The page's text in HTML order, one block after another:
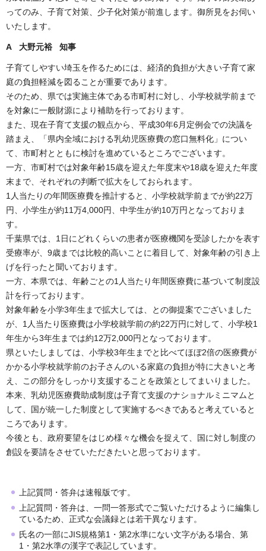
ってのみ、子育て対策、少子化対策が前進します。御所見をお伺い
いたします。
A 大野元裕 知事
子育てしやすい埼玉を作るためには、経済的負担が大きい子育て家
庭の負担軽減を図ることが重要であります。
そのため、県では実施主体である市町村に対し、小学校就学前まで
を対象に一般財源により補助を行っております。
また、現在子育て支援の観点から、平成30年6月定例会での決議を
踏まえ、「県内全域における乳幼児医療費の窓口無料化」につい
て、市町村とともに検討を進めているところでございます。
一方、市町村では対象年齢15歳を迎えた年度末や18歳を迎えた年度
末まで、それぞれの判断で拡大をしておられます。
1人当たりの年間医療費を推計すると、小学校就学前までが約22万
円、小学生が約11万4,000円、中学生が約10万円となっておりま
す。
千葉県では、1日にどれくらいの患者が医療機関を受診したかを表す
受療率が、9歳までは比較的高いことに着目して、対象年齢の引き上
げを行ったと聞いております。
一方、本県では、年齢ごとの1人当たり年間医療費に基づいて制度設
計を行っております。
対象年齢を小学3年生まで拡大しては、との御提案でございました
が、1人当たり医療費は小学校就学前の約22万円に対して、小学校1
年生から3年生までは約12万2,000円となっております。
県といたしましては、小学校3年生までと比べてほぼ2倍の医療費が
かかる小学校就学前のお子さんのいる家庭の負担が特に大きいと考
え、この部分をしっかり支援することを政策としてまいりました。
本来、乳幼児医療費助成制度は子育て支援のナショナルミニマムと
して、国が統一した制度として実施するべきであると考えていると
ころであります。
今後とも、政府要望をはじめ様々な機会を捉えて、国に対し制度の
創設を要請をさせていただきたいと思っております。
上記質問・答弁は速報版です。
上記質問・答弁は、一問一答形式でご覧いただけるように編集し
ているため、正式な会議録とは若干異なります。
氏名の一部にJIS規格第1・第2水準にない文字がある場合、第
1・第2水準の漢字で表記しています。